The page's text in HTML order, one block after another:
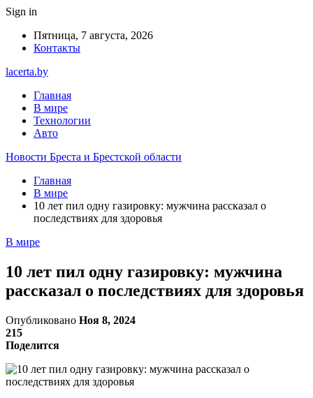
Sign in
Пятница, 7 августа, 2026
Контакты
lacerta.by
Главная
В мире
Технологии
Авто
Новости Бреста и Брестской области
Главная
В мире
10 лет пил одну газировку: мужчина рассказал о
последствиях для здоровья
В мире
10 лет пил одну газировку: мужчина
рассказал о последствиях для здоровья
Опубликовано Ноя 8, 2024
215
Поделится